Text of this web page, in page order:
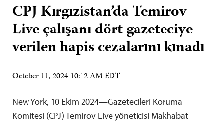
CPJ Kırgızistan’da Temirov
Live çalışanı dört gazeteciye
verilen hapis cezalarını kınadı
October 11, 2024 10:12 AM EDT
New York, 10 Ekim 2024—Gazetecileri Koruma
Komitesi (CPJ) Temirov Live yöneticisi Makhabat